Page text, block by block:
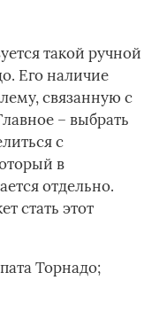
такой ручной
Его наличие
связанную с
– выбрать
с
в
отдельно.
стать этот
Торнадо;